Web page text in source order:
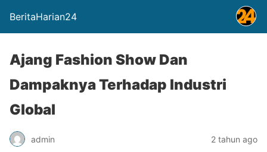
BeritaHarian24
Ajang Fashion Show Dan
Dampaknya Terhadap Industri
Global
admin 2 tahun ago